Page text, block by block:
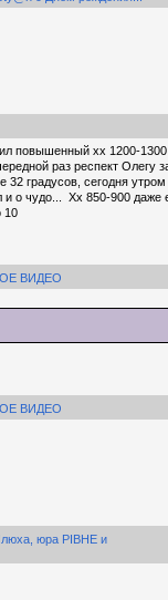
повышенный хх 1200-
раз респект Олегу
32 градусов, сегодня
и о чудо... Хх 850-900 даже
10
ВИДЕО
ВИДЕО
юра РІВНЕ и